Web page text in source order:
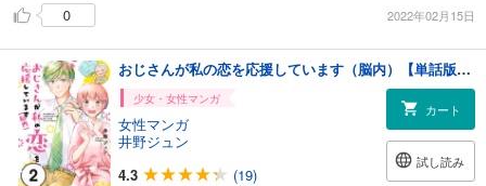
0
2022年02月15日
おじさんが私の恋を応援しています（脳内）【単話版】（2）
少女・女性マンガ
女性マンガ
井野ジュン
4.3
(19)
カート
試し読み